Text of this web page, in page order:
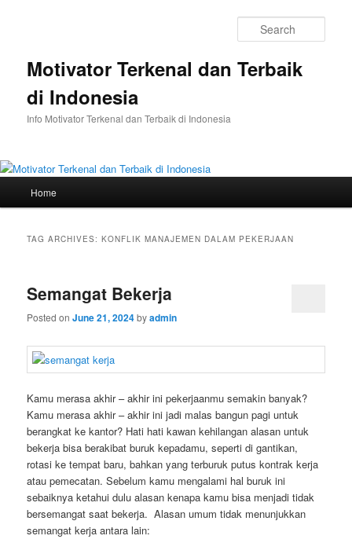
Motivator Terkenal dan Terbaik
di Indonesia
Info Motivator Terkenal dan Terbaik di Indonesia
Home
TAG ARCHIVES:KONFLIK MANAJEMEN DALAM PEKERJAAN
Semangat Bekerja
Posted onJune 21, 2024byadmin
Kamu merasa akhir – akhir ini pekerjaanmu semakin banyak?
Kamu merasa akhir – akhir ini jadi malas bangun pagi untuk
berangkat ke kantor? Hati hati kawan kehilangan alasan untuk
bekerja bisa berakibat buruk kepadamu, seperti di gantikan,
rotasi ke tempat baru, bahkan yang terburuk putus kontrak kerja
atau pemecatan. Sebelum kamu mengalami hal buruk ini
sebaiknya ketahui dulu alasan kenapa kamu bisa menjadi tidak
bersemangat saat bekerja. Alasan umum tidak menunjukkan
semangat kerja antara lain: